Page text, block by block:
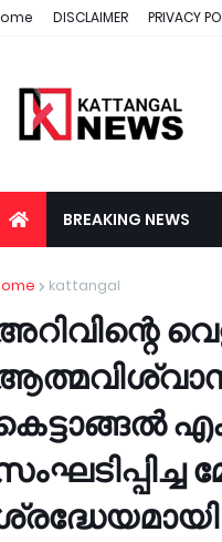
DISCLAIMER PRIVACY
BREAKING NEWS
kattangal